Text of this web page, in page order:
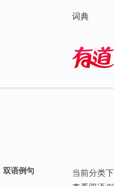
词典
双语例句 当前分类